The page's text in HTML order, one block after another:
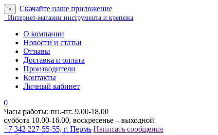
× Скачайте наше приложение
Интернет-магазин инструмента и крепежа
О компании
Новости и статьи
Отзывы
Доставка и оплата
Производители
Контакты
Личный кабинет
0
Часы работы: пн.-пт. 9.00-18.00
суббота 10.00-16.00, воскресенье – выходной
+7 342 227-55-55, г. Пермь Написать сообщение